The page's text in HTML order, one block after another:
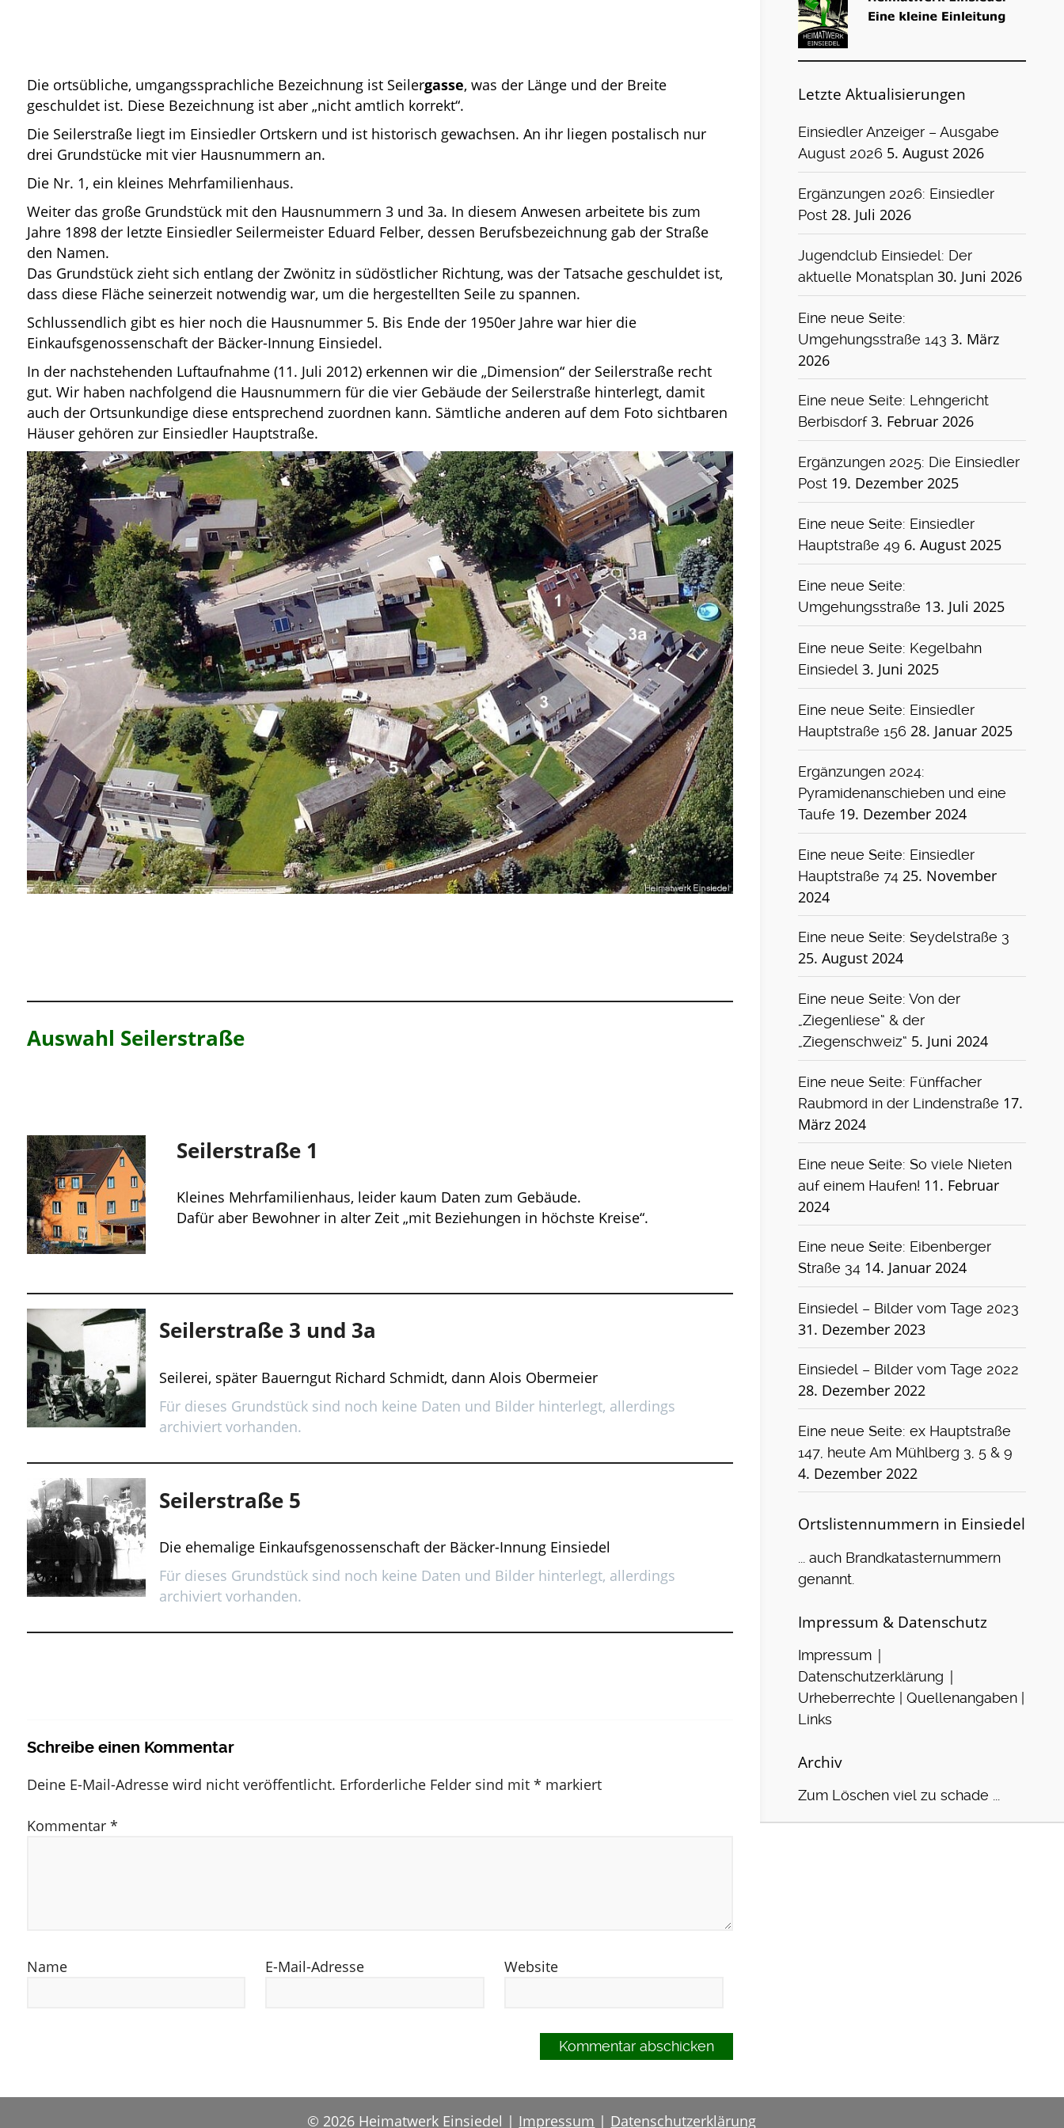
Die ortsübliche, umgangssprachliche Bezeichnung ist Seilergasse, was der Länge und der Breite
geschuldet ist. Diese Bezeichnung ist aber „nicht amtlich korrekt“.
Die Seilerstraße liegt im Einsiedler Ortskern und ist historisch gewachsen. An ihr liegen postalisch nur
drei Grundstücke mit vier Hausnummern an.
Die Nr. 1, ein kleines Mehrfamilienhaus.
Weiter das große Grundstück mit den Hausnummern 3 und 3a. In diesem Anwesen arbeitete bis zum
Jahre 1898 der letzte Einsiedler Seilermeister Eduard Felber, dessen Berufsbezeichnung gab der Straße
den Namen.
Das Grundstück zieht sich entlang der Zwönitz in südöstlicher Richtung, was der Tatsache geschuldet ist,
dass diese Fläche seinerzeit notwendig war, um die hergestellten Seile zu spannen.
Schlussendlich gibt es hier noch die Hausnummer 5. Bis Ende der 1950er Jahre war hier die
Einkaufsgenossenschaft der Bäcker-Innung Einsiedel.
In der nachstehenden Luftaufnahme (11. Juli 2012) erkennen wir die „Dimension“ der Seilerstraße recht
gut. Wir haben nachfolgend die Hausnummern für die vier Gebäude der Seilerstraße hinterlegt, damit
auch der Ortsunkundige diese entsprechend zuordnen kann. Sämtliche anderen auf dem Foto sichtbaren
Häuser gehören zur Einsiedler Hauptstraße.
Auswahl Seilerstraße
Seilerstraße 1
Kleines Mehrfamilienhaus, leider kaum Daten zum Gebäude.
Dafür aber Bewohner in alter Zeit „mit Beziehungen in höchste Kreise“.
Seilerstraße 3 und 3a
Seilerei, später Bauerngut Richard Schmidt, dann Alois Obermeier
Für dieses Grundstück sind noch keine Daten und Bilder hinterlegt, allerdings
archiviert vorhanden.
Seilerstraße 5
Die ehemalige Einkaufsgenossenschaft der Bäcker-Innung Einsiedel
Für dieses Grundstück sind noch keine Daten und Bilder hinterlegt, allerdings
archiviert vorhanden.
Schreibe einen Kommentar
Deine E-Mail-Adresse wird nicht veröffentlicht. Erforderliche Felder sind mit * markiert
Kommentar *
Name E-Mail-Adresse Website
Letzte Aktualisierungen
Einsiedler Anzeiger – Ausgabe
August 2026 5. August 2026
Ergänzungen 2026: Einsiedler
Post 28. Juli 2026
Jugendclub Einsiedel: Der
aktuelle Monatsplan 30. Juni 2026
Eine neue Seite:
Umgehungsstraße 143 3. März
2026
Eine neue Seite: Lehngericht
Berbisdorf 3. Februar 2026
Ergänzungen 2025: Die Einsiedler
Post 19. Dezember 2025
Eine neue Seite: Einsiedler
Hauptstraße 49 6. August 2025
Eine neue Seite:
Umgehungsstraße 13. Juli 2025
Eine neue Seite: Kegelbahn
Einsiedel 3. Juni 2025
Eine neue Seite: Einsiedler
Hauptstraße 156 28. Januar 2025
Ergänzungen 2024:
Pyramidenanschieben und eine
Taufe 19. Dezember 2024
Eine neue Seite: Einsiedler
Hauptstraße 74 25. November
2024
Eine neue Seite: Seydelstraße 3
25. August 2024
Eine neue Seite: Von der
„Ziegenliese“ & der
„Ziegenschweiz“ 5. Juni 2024
Eine neue Seite: Fünffacher
Raubmord in der Lindenstraße 17.
März 2024
Eine neue Seite: So viele Nieten
auf einem Haufen! 11. Februar
2024
Eine neue Seite: Eibenberger
Straße 34 14. Januar 2024
Einsiedel – Bilder vom Tage 2023
31. Dezember 2023
Einsiedel – Bilder vom Tage 2022
28. Dezember 2022
Eine neue Seite: ex Hauptstraße
147, heute Am Mühlberg 3, 5 & 9
4. Dezember 2022
Ortslistennummern in Einsiedel
... auch Brandkatasternummern
genannt.
Impressum & Datenschutz
Impressum |
Datenschutzerklärung |
Urheberrechte | Quellenangaben |
Links
Archiv
Zum Löschen viel zu schade ...
© 2026 Heimatwerk Einsiedel | Impressum | Datenschutzerklärung